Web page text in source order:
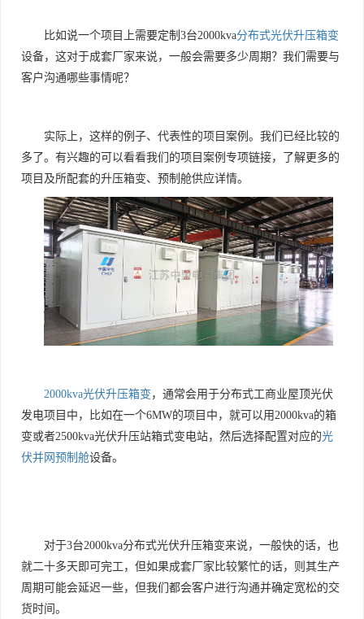
比如说一个项目上需要定制3台2000kva分布式光伏升压箱变
设备，这对于成套厂家来说，一般会需要多少周期？我们需要与
客户沟通哪些事情呢？
实际上，这样的例子、代表性的项目案例。我们已经比较的
多了。有兴趣的可以看看我们的项目案例专项链接，了解更多的
项目及所配套的升压箱变、预制舱供应详情。
2000kva光伏升压箱变 ，通常会用于分布式工商业屋顶光伏
发电项目中，比如在一个6MW的项目中，就可以用2000kva的箱
变或者2500kva光伏升压站箱式变电站，然后选择配置对应的光
伏并网预制舱设备。
对于3台2000kva分布式光伏升压箱变来说，一般快的话，也
就二十多天即可完工，但如果成套厂家比较繁忙的话，则其生产
周期可能会延迟一些，但我们都会客户进行沟通并确定宽松的交
货时间。